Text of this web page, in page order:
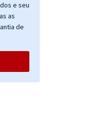
e seu
as
de